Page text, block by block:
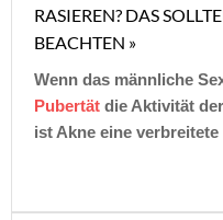
RASIEREN? DAS
BEACHTEN »
Wenn das männliche
Pubertät die Aktivität
ist Akne eine verbreitete